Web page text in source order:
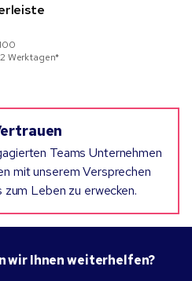
100
Werktagen*
Teams Unternehmen
mit unserem Versprechen
Leben zu erwecken.
wir Ihnen weiterhelfen?